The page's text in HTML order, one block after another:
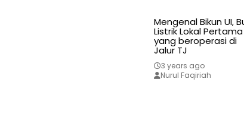
Mengenal Bikun UI,
Listrik Lokal Pertama
yang beroperasi di
Jalur TJ
3 years ago
Nurul Faqiriah